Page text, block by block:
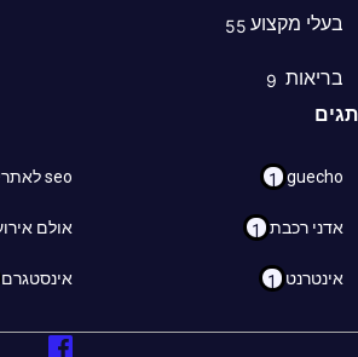
מקצוע55
9
1 seo לאתרי וויקס
רכבת 1 אולם אירועים
1 אינסטגרם 5